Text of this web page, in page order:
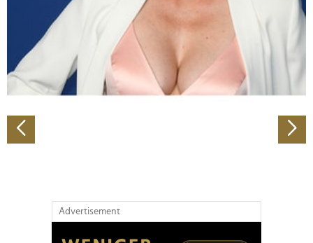
Wir verwenden Cookies, um Inhalte und Anzeigen zu
personalisieren, Funktionen für soziale Medien anbieten
zu können und die Zugriffe auf unsere Website zu
analysieren. Außerdem geben wir Informationen zu Ihrer
Verwendung unserer Website an unsere Partner für
Partner führen diese Informationen möglicherweise mit
weiteren Daten zusammen, die Sie ihnen bereitgestellt
Advertisement